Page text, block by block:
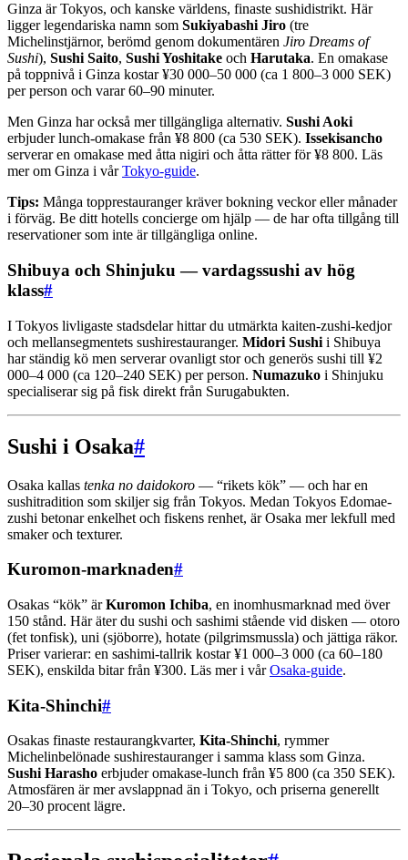
Ginza är Tokyos, och kanske världens, finaste sushidistrikt. Här
ligger legendariska namn som Sukiyabashi Jiro (tre
Michelinstjärnor, berömd genom dokumentären Jiro Dreams of
Sushi), Sushi Saito, Sushi Yoshitake och Harutaka. En omakase
på toppnivå i Ginza kostar ¥30 000–50 000 (ca 1 800–3 000 SEK)
per person och varar 60–90 minuter.
Men Ginza har också mer tillgängliga alternativ. Sushi Aoki
erbjuder lunch-omakase från ¥8 800 (ca 530 SEK). Issekisancho
serverar en omakase med åtta nigiri och åtta rätter för ¥8 800. Läs
mer om Ginza i vårTokyo-guide.
Tips: Många topprestauranger kräver bokning veckor eller månader
i förväg. Be ditt hotells concierge om hjälp — de har ofta tillgång till
reservationer som inte är tillgängliga online.
Shibuya och Shinjuku — vardagssushi av hög
klass#
I Tokyos livligaste stadsdelar hittar du utmärkta kaiten-zushi-kedjor
och mellansegmentets sushirestauranger. Midori Sushi i Shibuya
har ständig kö men serverar ovanligt stor och generös sushi till ¥2
000–4 000 (ca 120–240 SEK) per person. Numazuko i Shinjuku
specialiserar sig på fisk direkt från Surugabukten.
Sushi i Osaka#
Osaka kallas tenka no daidokoro — “rikets kök” — och har en
sushitradition som skiljer sig från Tokyos. Medan Tokyos Edomae-
zushi betonar enkelhet och fiskens renhet, är Osaka mer lekfull med
smaker och texturer.
Kuromon-marknaden#
Osakas “kök” ärKuromon Ichiba, en inomhusmarknad med över
150 stånd. Här äter du sushi och sashimi stående vid disken — otoro
(fet tonfisk), uni (sjöborre), hotate (pilgrimsmussla) och jättiga räkor.
Priser varierar: en sashimi-tallrik kostar ¥1 000–3 000 (ca 60–180
SEK), enskilda bitar från ¥300. Läs mer i vårOsaka-guide.
Kita-Shinchi#
Osakas finaste restaurangkvarter, Kita-Shinchi, rymmer
Michelinbelönade sushirestauranger i samma klass som Ginza.
Sushi Harasho erbjuder omakase-lunch från ¥5 800 (ca 350 SEK).
Atmosfären är mer avslappnad än i Tokyo, och priserna generellt
20–30 procent lägre.